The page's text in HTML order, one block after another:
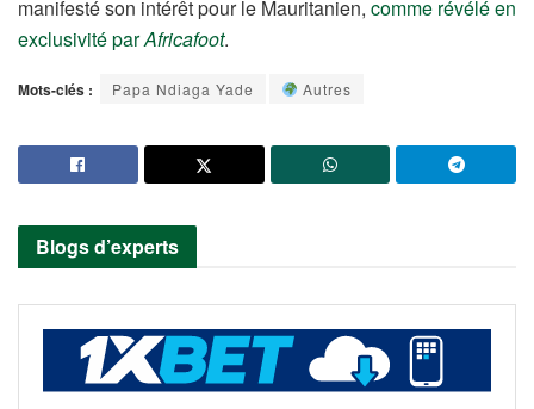
manifesté son intérêt pour le Mauritanien, comme révélé en
exclusivité parAfricafoot.
Mots-clés : Papa Ndiaga Yade Autres
Blogs d’experts